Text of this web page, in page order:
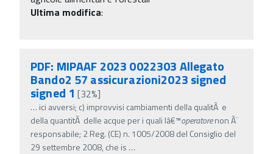
Ultima modifica:
PDF: MIPAAF 2023 0022303 Allegato
Bando2 57 assicurazioni2023 signed
signed 1[32%]
… ici avversi; c) improvvisi cambiamenti della qualitÃ e
della quantitÃ delle acque per i quali lâ€™operatorenon Ã¨
responsabile; 2 Reg. (CE) n. 1005/2008 del Consiglio del
29 settembre 2008, che is …